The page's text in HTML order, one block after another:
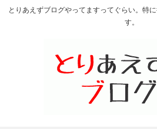
とりあえずブログやってますってぐらい。特
す。